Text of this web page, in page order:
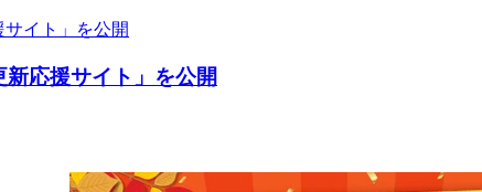
応援サイト」を公開